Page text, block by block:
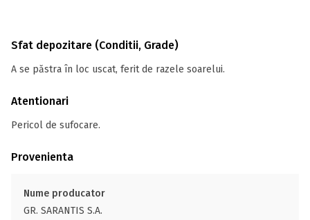
Sfat depozitare (Conditii, Grade)
A se păstra în loc uscat, ferit de razele soarelui.
Atentionari
Pericol de sufocare.
Provenienta
Nume producator
GR. SARANTIS S.A.